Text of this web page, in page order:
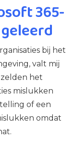
365-
bij het
valt mij
het
mislukken
of een
omdat